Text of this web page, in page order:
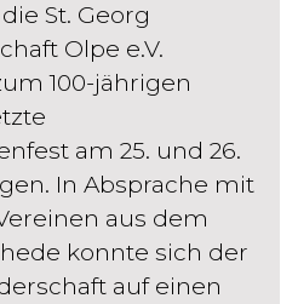
St. Georg
Olpe e.V.
100-jährigen
am 25. und 26.
In Absprache mit
aus dem
konnte sich der
auf einen